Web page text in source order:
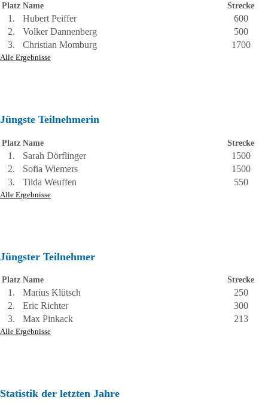
Platz Name Strecke
1. Hubert Peiffer
600
2.
Volker Dannenberg
500
3.
Christian Momburg 1700
Alle Ergebnisse
Jüngste Teilnehmerin
Platz Name Strecke
1. Sarah Dörflinger
1500
2.
Sofia Wiemers
1500
3.
Tilda Weuffen 550
Alle Ergebnisse
Jüngster Teilnehmer
Platz Name Strecke
1. Marius Klütsch
250
2.
Eric Richter
300
3.
Max Pinkack 213
Alle Ergebnisse
Statistik der letzten Jahre